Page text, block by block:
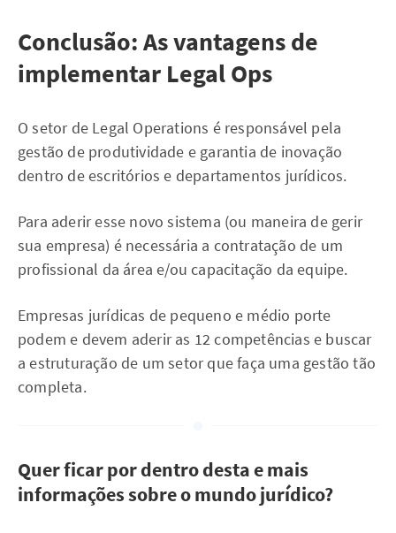
Conclusão: As vantagens de
implementar Legal Ops
O setor de Legal Operations é responsável pela
gestão de produtividade e garantia de inovação
dentro de escritórios e departamentos jurídicos.
Para aderir esse novo sistema (ou maneira de gerir
sua empresa) é necessária a contratação de um
profissional da área e/ou capacitação da equipe.
Empresas jurídicas de pequeno e médio porte
podem e devem aderir as 12 competências e buscar
a estruturação de um setor que faça uma gestão tão
completa.
Quer ficar por dentro desta e mais
informações sobre o mundo jurídico?